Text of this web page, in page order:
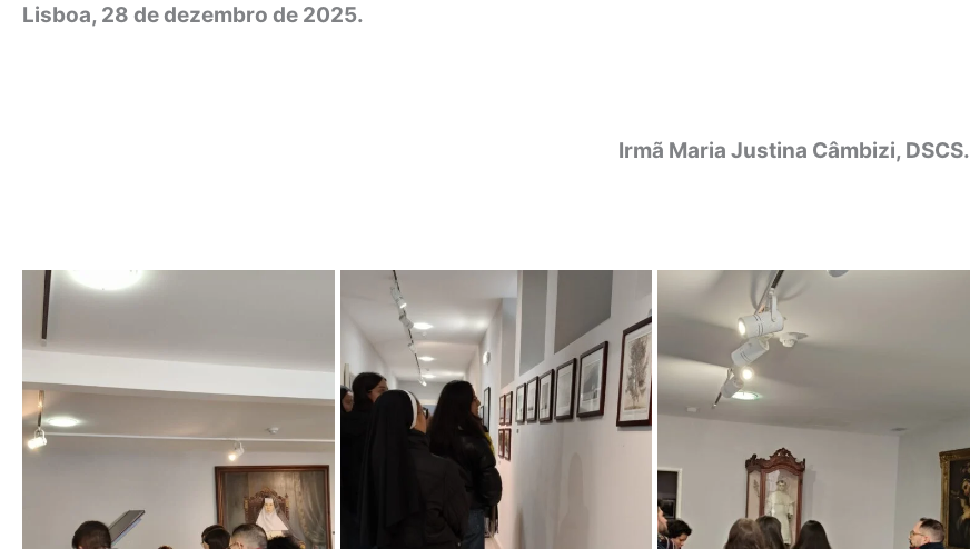
Lisboa, 28 de dezembro de 2025.
Irmã Maria Justina Câmbizi, DSCS.